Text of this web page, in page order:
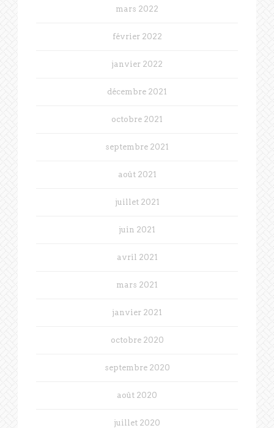
mars 2022
février 2022
janvier 2022
décembre 2021
octobre 2021
septembre 2021
août 2021
juillet 2021
juin 2021
avril 2021
mars 2021
janvier 2021
octobre 2020
septembre 2020
août 2020
juillet 2020